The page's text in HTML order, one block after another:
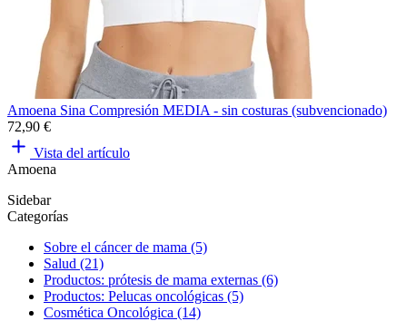
Amoena Sina Compresión MEDIA - sin costuras (subvencionado)
72,90 €
Vista del artículo
Amoena
Sidebar
Categorías
Sobre el cáncer de mama (5)
Salud (21)
Productos: prótesis de mama externas (6)
Productos: Pelucas oncológicas (5)
Cosmética Oncológica (14)